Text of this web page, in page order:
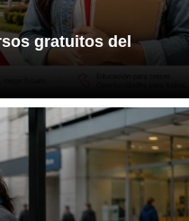
gratuitos del